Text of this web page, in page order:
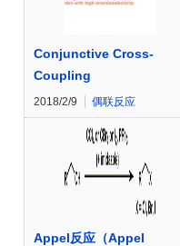
Conjunctive Cross-
Coupling
2018/2/9 偶联反应
Appel反应（Appel